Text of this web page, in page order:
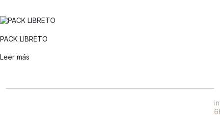
PACK LIBRETO
Leer más